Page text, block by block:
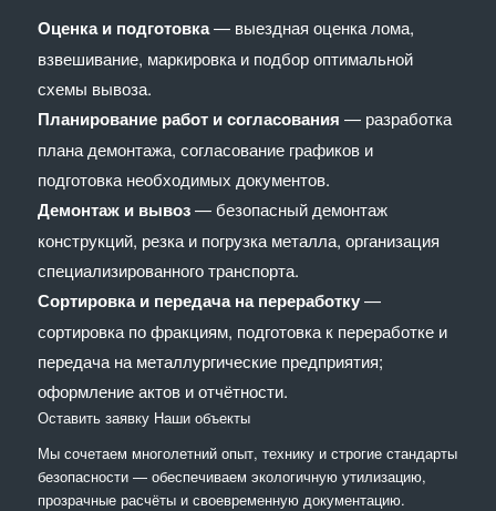
Оценка и подготовка— выездная оценка лома,
взвешивание, маркировка и подбор оптимальной
схемы вывоза.
Планирование работ и согласования — разработка
плана демонтажа, согласование графиков и
подготовка необходимых документов.
Демонтаж и вывоз— безопасный демонтаж
конструкций, резка и погрузка металла, организация
специализированного транспорта.
Сортировка и передача на переработку—
сортировка по фракциям, подготовка к переработке и
передача на металлургические предприятия;
оформление актов и отчётности.
Оставить заявку Наши объекты
Мы сочетaем многолетний опыт, технику и строгие стандарты
безопасности — обеспечиваем экологичную утилизацию,
прозрачные расчёты и своевременную документацию.